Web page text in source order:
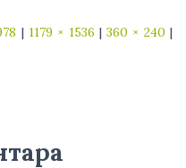
| 1179 × 1536 | 360 × 240 |